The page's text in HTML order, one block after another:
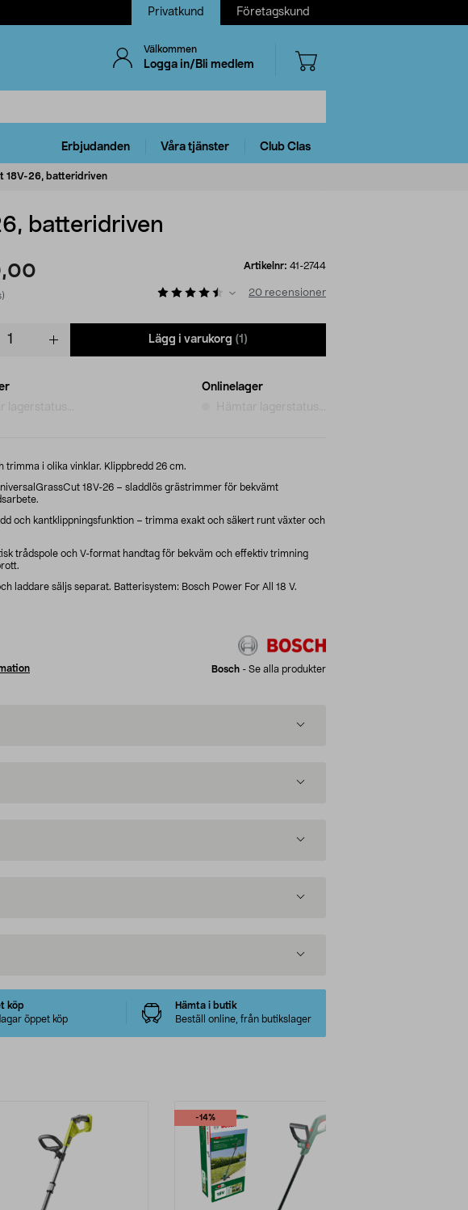
Privatkund Företagskund
Välkommen
Logga in/Bli medlem
Erbjudanden Våra tjänster Club Clas
18V-26, batteridriven
batteridriven
Artikelnr: 41-2744
20 recensioner
Lägg i varukorg (1)
Onlinelager
trimma i olika vinklar. Klippbredd 26 cm.
18V-26 – sladdlös grästrimmer för bekvämt
och kantklippningsfunktion – trimma exakt och säkert runt växter och
trådspole och V-format handtag för bekväm och effektiv trimning
laddare säljs separat. Batterisystem: Bosch Power For All 18 V.
Bosch - Se alla produkter
köp
öppet köp
Hämta i butik
Beställ online, från butikslager
-14%